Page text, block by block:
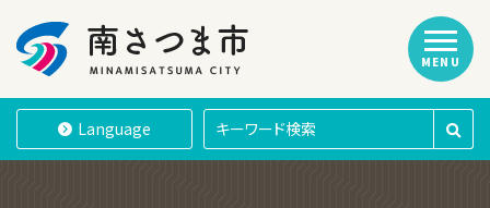
南さつま市
Language
MENU